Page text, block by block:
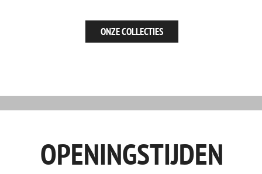
ONZE COLLECTIES
OPENINGSTIJDEN